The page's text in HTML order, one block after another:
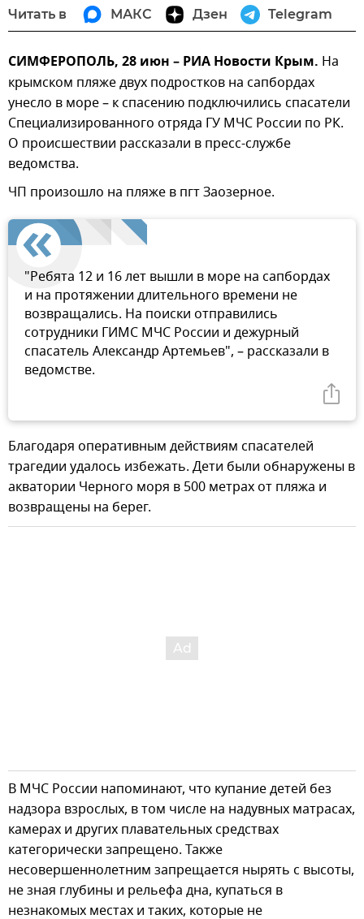
Читать в МАКС Дзен Telegram
СИМФЕРОПОЛЬ, 28 июн – РИА Новости Крым. На
крымском пляже двух подростков на сапбордах
унесло в море – к спасению подключились спасатели
Специализированного отряда ГУ МЧС России по РК.
О происшествии рассказали в пресс-службе
ведомства.
ЧП произошло на пляже в пгт Заозерное.
"Ребята 12 и 16 лет вышли в море на сапбордах
и на протяжении длительного времени не
возвращались. На поиски отправились
сотрудники ГИМС МЧС России и дежурный
спасатель Александр Артемьев", – рассказали в
ведомстве.
Благодаря оперативным действиям спасателей
трагедии удалось избежать. Дети были обнаружены в
акватории Черного моря в 500 метрах от пляжа и
возвращены на берег.
В МЧС России напоминают, что купание детей без
надзора взрослых, в том числе на надувных матрасах,
камерах и других плавательных средствах
категорически запрещено. Также
несовершеннолетним запрещается нырять с высоты,
не зная глубины и рельефа дна, купаться в
незнакомых местах и таких, которые не